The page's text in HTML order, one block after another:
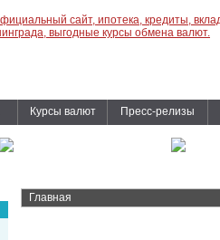
Курсы валют Пресс-релизы
Главная